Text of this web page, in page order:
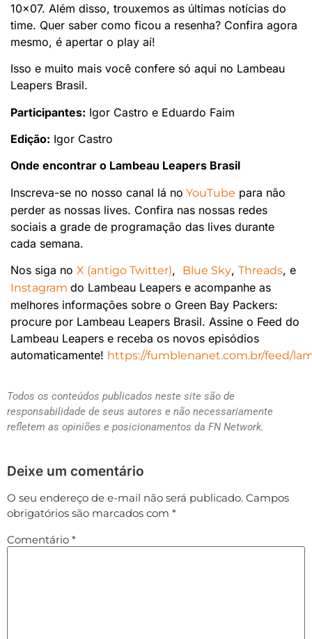
10×07. Além disso, trouxemos as últimas notícias do
time. Quer saber como ficou a resenha? Confira agora
mesmo, é apertar o play aí!
Isso e muito mais você confere só aqui no Lambeau
Leapers Brasil.
Participantes: Igor Castro e Eduardo Faim
Edição: Igor Castro
Onde encontrar o Lambeau Leapers Brasil
Inscreva-se no nosso canal lá no YouTube para não
perder as nossas lives. Confira nas nossas redes
sociais a grade de programação das lives durante
cada semana.
Nos siga no X (antigo Twitter), Blue Sky, Threads, e
Instagram do Lambeau Leapers e acompanhe as
melhores informações sobre o Green Bay Packers:
procure por Lambeau Leapers Brasil. Assine o Feed do
Lambeau Leapers e receba os novos episódios
automaticamente! https://fumblenanet.com.br/feed/
Todos os conteúdos publicados neste site são de
responsabilidade de seus autores e não necessariamente
refletem as opiniões e posicionamentos da FN Network.
Deixe um comentário
O seu endereço de e-mail não será publicado. Campos
obrigatórios são marcados com *
Comentário *